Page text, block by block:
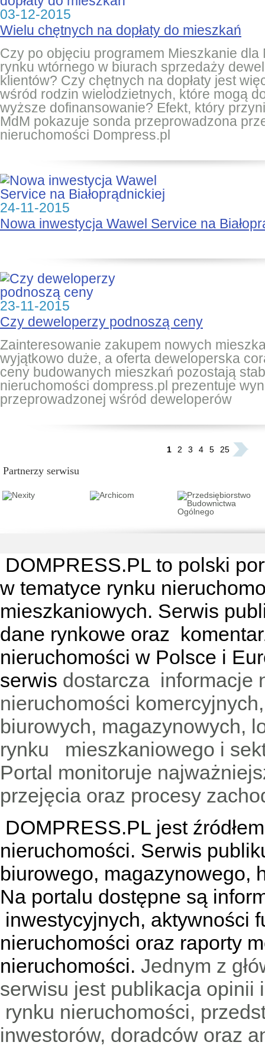
03-12-2015
Wielu chętnych na dopłaty do mieszkań
Czy po objęciu programem Mieszkanie dla
rynku wtórnego w biurach sprzedaży
klientów? Czy chętnych na dopłaty jest
wśród rodzin wielodzietnych, które mogą
wyższe dofinansowanie? Efekt, który
MdM pokazuje sonda przeprowadzona
nieruchomości Dompress.pl
24-11-2015
Nowa inwestycja Wawel Service na
23-11-2015
Czy deweloperzy podnoszą ceny
Zainteresowanie zakupem nowych
wyjątkowo duże, a oferta deweloperska
ceny budowanych mieszkań pozostają
nieruchomości dompress.pl prezentuje
przeprowadzonej wśród deweloperów
1 2 3 4 5 25
Partnerzy serwisu
DOMPRESS.PL to polski
w tematyce rynku
mieszkaniowych. Serwis
dane rynkowe oraz
nieruchomości w Polsce i
serwis dostarcza informacje
nieruchomości
biurowych, magazynowych,
rynku mieszkaniowego i
Portal monitoruje
przejęcia oraz procesy
DOMPRESS.PL jest
nieruchomości. Serwis
biurowego, magazynowego,
Na portalu dostępne są
inwestycyjnych, aktywności
nieruchomości oraz raporty
nieruchomości. Jednym z
serwisu jest publikacja
rynku nieruchomości,
inwestorów, doradców oraz